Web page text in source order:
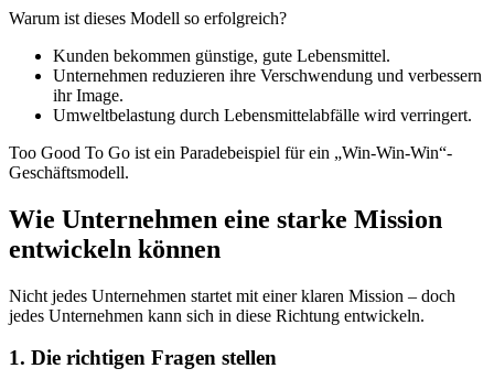
Warum ist dieses Modell so erfolgreich?
Kunden bekommen günstige, gute Lebensmittel.
Unternehmen reduzieren ihre Verschwendung und verbessern
ihr Image.
Umweltbelastung durch Lebensmittelabfälle wird verringert.
Too Good To Go ist ein Paradebeispiel für ein „Win-Win-Win“-
Geschäftsmodell.
Wie Unternehmen eine starke Mission
entwickeln können
Nicht jedes Unternehmen startet mit einer klaren Mission – doch
jedes Unternehmen kann sich in diese Richtung entwickeln.
1. Die richtigen Fragen stellen